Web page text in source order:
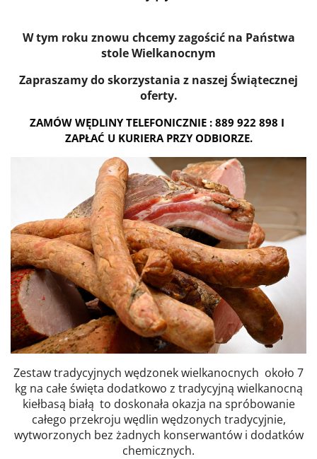
W tym roku znowu chcemy zagościć na Państwa
stole Wielkanocnym
Zapraszamy do skorzystania z naszej Świątecznej
oferty.
ZAMÓW WĘDLINY TELEFONICZNIE : 889 922 898 I
ZAPŁAĆ U KURIERA PRZY ODBIORZE.
Zestaw tradycyjnych wędzonek wielkanocnych około 7
kg na całe święta dodatkowo z tradycyjną wielkanocną
kiełbasą białą to doskonała okazja na spróbowanie
całego przekroju wędlin wędzonych tradycyjnie,
wytworzonych bez żadnych konserwantów i dodatków
chemicznych.